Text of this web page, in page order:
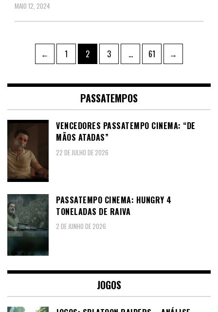
MAIO 12, 2024
Paginação
conteúdos
← Page
1 Page
2 Page
3 … Page
61 →
PASSATEMPOS
VENCEDORES PASSATEMPO CINEMA: “DE
MÃOS ATADAS”
22 DE JULHO DE 2026
PASSATEMPO CINEMA: HUNGRY 4
TONELADAS DE RAIVA
2 DE JUNHO DE 2026
JOGOS